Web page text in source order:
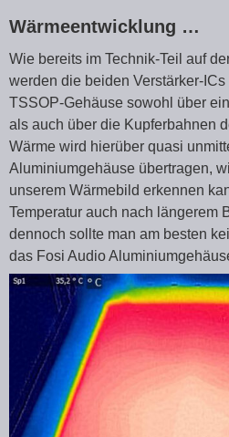
Wärmeentwicklung …
Wie bereits im Technik-Teil auf
werden die beiden Verstärker-
TSSOP-Gehäuse sowohl über
als auch über die Kupferbahnen
Wärme wird hierüber quasi
Aluminiumgehäuse übertragen,
unserem Wärmebild erkennen
Temperatur auch nach längerem
dennoch sollte man am besten
das Fosi Audio